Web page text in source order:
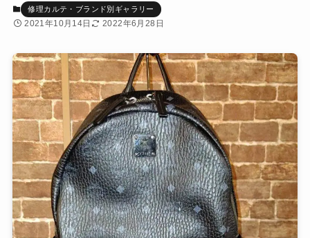
修理カルテ・ブランド別ギャラリー
2021年10月14日 2022年6月28日